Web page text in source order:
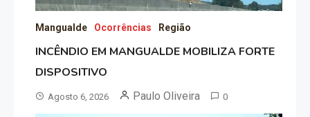
Mangualde Ocorrências Região
INCÊNDIO EM MANGUALDE MOBILIZA FORTE
DISPOSITIVO
Agosto 6, 2026 Paulo Oliveira 0